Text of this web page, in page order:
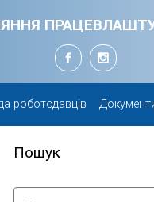
роботодавців
Пошук